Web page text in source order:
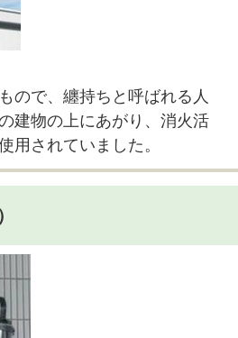
ので、纏持ちと呼ばれる人
建物の上にあがり、消火活
用されていました。